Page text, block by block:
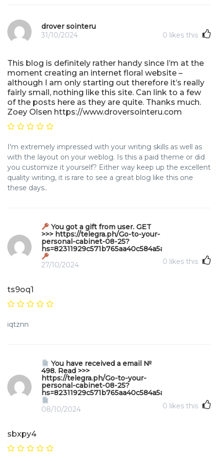
drover sointeru
31/10/2024
0 likes this
This blog is definitely rather handy since I’m at the
moment creating an internet floral website –
although I am only starting out therefore it’s really
fairly small, nothing like this site. Can link to a few
of the posts here as they are quite. Thanks much.
Zoey Olsen https://www.droversointeru.com
I'm extremely impressed with your writing skills as well as
with the layout on your weblog. Is this a paid theme or did
you customize it yourself? Either way keep up the excellent
quality writing, it is rare to see a great blog like this one
these days..
You got a gift from user. GET
>>> https://telegra.ph/Go-to-your-
personal-cabinet-08-25?
hs=82311929c571b765aa40c584a5a8de4c&
27/10/2024
0 likes this
ts9oq1
iqtznn
You have received a email №
498. Read >>>
https://telegra.ph/Go-to-your-
personal-cabinet-08-25?
hs=82311929c571b765aa40c584a5a8de4c&
08/10/2024
0 likes this
sbxpy4